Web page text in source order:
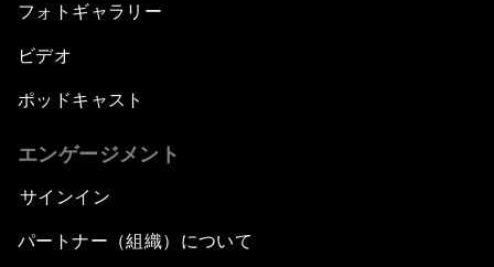
フォトギャラリー
ビデオ
ポッドキャスト
エンゲージメント
サインイン
パートナー（組織）について